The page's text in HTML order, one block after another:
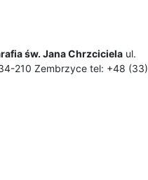
św. Jana Chrzciciela ul.
210 Zembrzyce tel: +48 (33)